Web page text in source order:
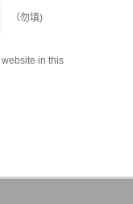
（勿填)
in this